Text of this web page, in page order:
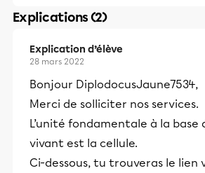
Explications (2)
Explication d’élève
28 mars 2022
Bonjour DiplodocusJaune7534,
Merci de solliciter nos services.
L’unité fondamentale à la
vivant est la cellule.
Ci-dessous, tu trouveras le lien